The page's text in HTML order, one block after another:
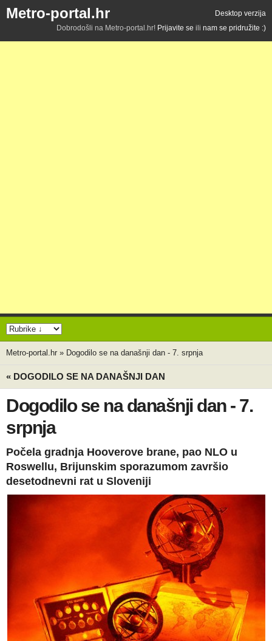
Metro-portal.hr
Desktop verzija
Dobrodošli na Metro-portal.hr! Prijavite se ili nam se pridružite :)
Metro-portal.hr » Dogodilo se na današnji dan - 7. srpnja
« DOGODILO SE NA DANAŠNJI DAN
Dogodilo se na današnji dan - 7.
srpnja
Počela gradnja Hooverove brane, pao NLO u
Roswellu, Brijunskim sporazumom završio
desetodnevni rat u Sloveniji